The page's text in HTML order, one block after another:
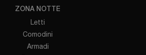
ZONA NOTTE
Letti
Comodini
Armadi